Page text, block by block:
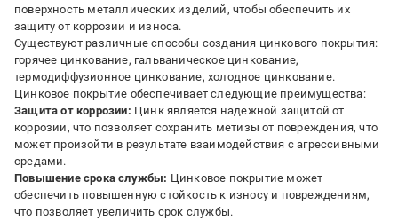
поверхность металлических изделий, чтобы обеспечить их
защиту от коррозии и износа.
Существуют различные способы создания цинкового покрытия:
горячее цинкование, гальваническое цинкование,
термодиффузионное цинкование, холодное цинкование.
Цинковое покрытие обеспечивает следующие преимущества:
Защита от коррозии: Цинк является надежной защитой от
коррозии, что позволяет сохранить метизы от повреждения, что
может произойти в результате взаимодействия с агрессивными
средами.
Повышение срока службы: Цинковое покрытие может
обеспечить повышенную стойкость к износу и повреждениям,
что позволяет увеличить срок службы.